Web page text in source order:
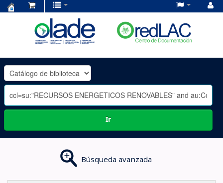
OLADE
-
Ir
Búsqueda avanzada